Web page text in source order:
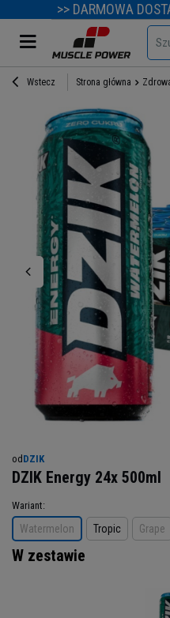
>> DARMOWA
Wstecz Strona główna
od DZIK
DZIK Energy 24x 500ml
Wariant
Watermelon Tropic Grape
W zestawie